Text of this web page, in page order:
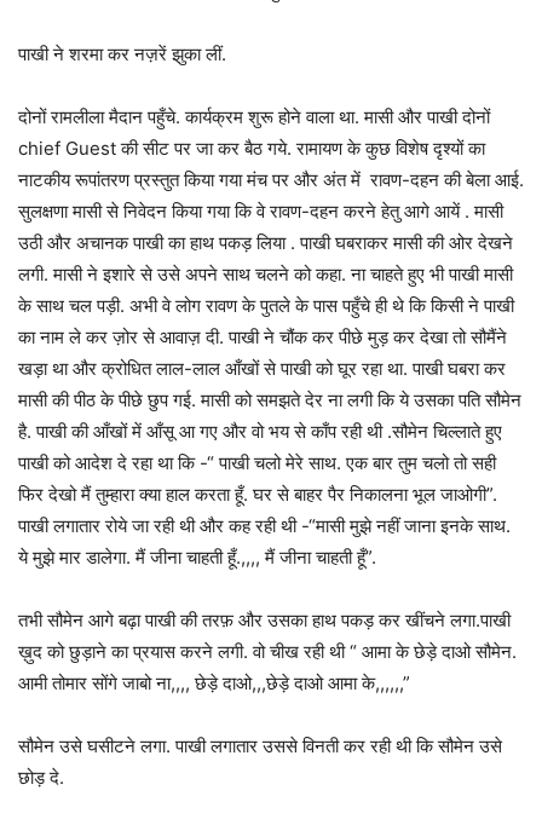
पाखी ने शरमा कर नज़रें झुका लीं.
दोनों रामलीला मैदान पहुँचे. कार्यक्रम शुरू होने वाला था. मासी और पाखी दोनों
chief Guest की सीट पर जा कर बैठ गये. रामायण के कुछ विशेष दृश्यों का
नाटकीय रूपांतरण प्रस्तुत किया गया मंच पर और अंत में रावण-दहन की बेला आई.
सुलक्षणा मासी से निवेदन किया गया कि वे रावण-दहन करने हेतु आगे आयें . मासी
उठी और अचानक पाखी का हाथ पकड़ लिया . पाखी घबराकर मासी की ओर देखने
लगी. मासी ने इशारे से उसे अपने साथ चलने को कहा. ना चाहते हुए भी पाखी मासी
के साथ चल पड़ी. अभी वे लोग रावण के पुतले के पास पहुँचे ही थे कि किसी ने पाखी
का नाम ले कर ज़ोर से आवाज़ दी. पाखी ने चौंक कर पीछे मुड़ कर देखा तो सौमैंने
खड़ा था और क्रोधित लाल-लाल आँखों से पाखी को घूर रहा था. पाखी घबरा कर
मासी की पीठ के पीछे छुप गई. मासी को समझते देर ना लगी कि ये उसका पति सौमेन
है. पाखी की आँखों में आँसू आ गए और वो भय से काँप रही थी .सौमेन चिल्लाते हुए
पाखी को आदेश दे रहा था कि -“ पाखी चलो मेरे साथ. एक बार तुम चलो तो सही
फिर देखो मैं तुम्हारा क्या हाल करता हूँ. घर से बाहर पैर निकालना भूल जाओगी”.
पाखी लगातार रोये जा रही थी और कह रही थी -“मासी मुझे नहीं जाना इनके साथ.
ये मुझे मार डालेगा. मैं जीना चाहती हूँ.,,,, मैं जीना चाहती हूँ”.
तभी सौमेन आगे बढ़ा पाखी की तरफ़ और उसका हाथ पकड़ कर खींचने लगा.पाखी
ख़ुद को छुड़ाने का प्रयास करने लगी. वो चीख रही थी “ आमा के छेड़े दाओ सौमेन.
आमी तोमार सोंगे जाबो ना,,,, छेड़े दाओ,,,छेड़े दाओ आमा के,,,,,,”
सौमेन उसे घसीटने लगा. पाखी लगातार उससे विनती कर रही थी कि सौमेन उसे
छोड़ दे.